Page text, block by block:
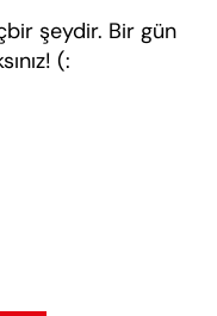
şeydir. Bir gün
(: